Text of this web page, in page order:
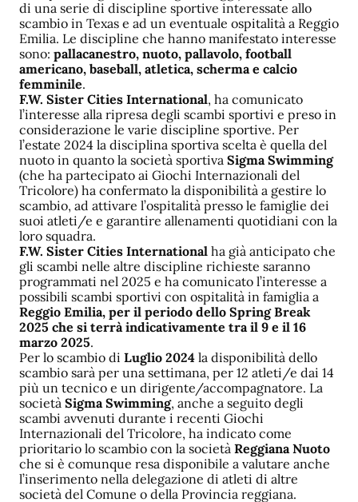
di una serie di discipline sportive interessate allo
scambio in Texas e ad un eventuale ospitalità a Reggio
Emilia. Le discipline che hanno manifestato interesse
sono: pallacanestro, nuoto, pallavolo, football
americano, baseball, atletica, scherma e calcio
femminile.
F.W. Sister Cities International, ha comunicato
l’interesse alla ripresa degli scambi sportivi e preso in
considerazione le varie discipline sportive. Per
l’estate 2024 la disciplina sportiva scelta è quella del
nuoto in quanto la società sportiva Sigma Swimming
(che ha partecipato ai Giochi Internazionali del
Tricolore) ha confermato la disponibilità a gestire lo
scambio, ad attivare l’ospitalità presso le famiglie dei
suoi atleti/e e garantire allenamenti quotidiani con la
loro squadra.
F.W. Sister Cities International ha già anticipato che
gli scambi nelle altre discipline richieste saranno
programmati nel 2025 e ha comunicato l’interesse a
possibili scambi sportivi con ospitalità in famiglia a
Reggio Emilia, per il periodo dello Spring Break
2025 che si terrà indicativamente tra il 9 e il 16
marzo 2025.
Per lo scambio di Luglio 2024 la disponibilità dello
scambio sarà per una settimana, per 12 atleti/e dai 14
più un tecnico e un dirigente/accompagnatore. La
società Sigma Swimming, anche a seguito degli
scambi avvenuti durante i recenti Giochi
Internazionali del Tricolore, ha indicato come
prioritario lo scambio con la società Reggiana Nuoto
che si è comunque resa disponibile a valutare anche
l’inserimento nella delegazione di atleti di altre
società del Comune o della Provincia reggiana.